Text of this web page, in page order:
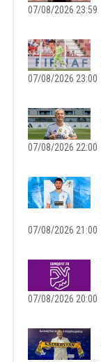
07/08/2026 23:59
07/08/2026 23:00
07/08/2026 22:00
07/08/2026 21:00
07/08/2026 20:00